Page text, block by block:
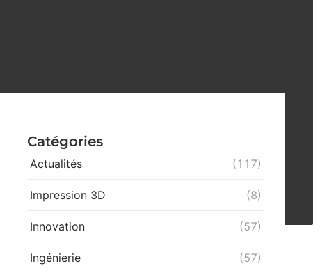
Catégories
Actualités (117)
Impression 3D (8)
Innovation (57)
Ingénierie (57)